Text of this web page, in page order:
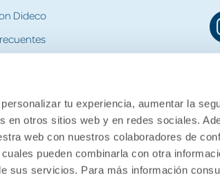
tu experiencia, aumentar la
en otros sitios web y en redes sociales.
web con nuestros colaboradores de
pueden combinarla con otra
sus servicios. Para más información
Dideco